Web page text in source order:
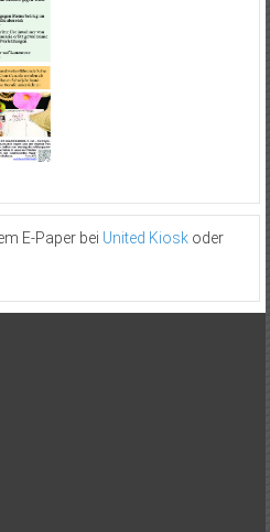
E-Paper bei United Kioskoder